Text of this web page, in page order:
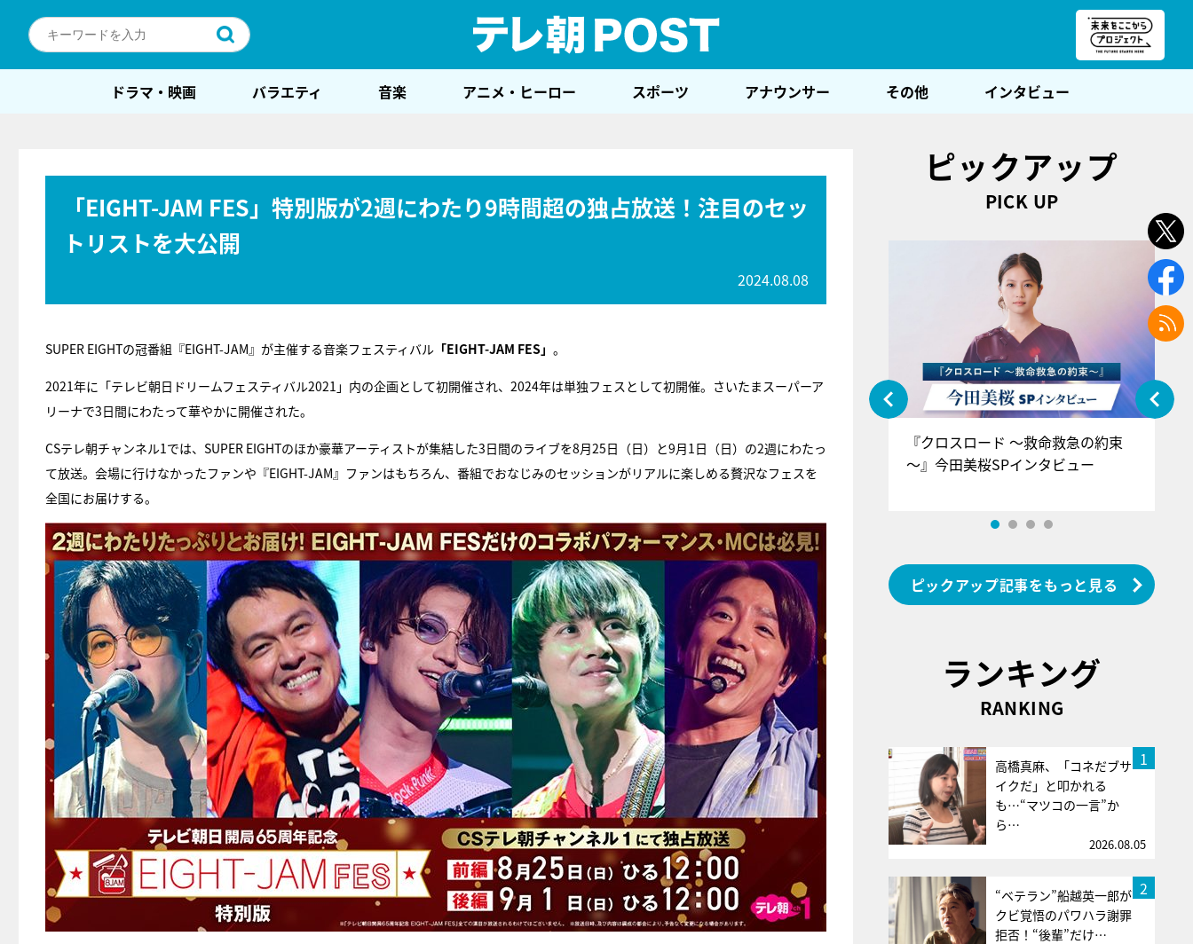
ドラマ・映画 バラエティ 音楽 アニメ・ヒーロー スポーツ アナウンサー その他 インタビュー
「EIGHT-JAM FES」特別版が2週にわたり9時間超の独占放送！注目のセッ
トリストを大公開
2024.08.08
SUPER EIGHTの冠番組『EIGHT-JAM』が主催する音楽フェスティバル 「EIGHT-JAM FES」 。
2021年に「テレビ朝日ドリームフェスティバル2021」内の企画として初開催され、2024年は単独フェスとして初開催。さいたまスーパーア
リーナで3日間にわたって華やかに開催された。
CSテレ朝チャンネル1では、SUPER EIGHTのほか豪華アーティストが集結した3日間のライブを8月25日（日）と9月1日（日）の2週にわたっ
て放送。会場に行けなかったファンや『EIGHT-JAM』ファンはもちろん、番組でおなじみのセッションがリアルに楽しめる贅沢なフェスを
全国にお届けする。
ピックアップ
PICK UP
『アイ＝ラブ！げーみんぐ』＝LOV
E齋藤樹愛羅＆佐々木舞香SPインタ
ビュー
『クロスロード ～救命救急の約束
～』今田美桜SPインタビュー
ピックアップ記事をもっと見る
ランキング
RANKING
1
高橋真麻、「コネだブサ
イクだ」と叩かれる
も…“マツコの一言”か
ら…
2026.08.05
2
“ベテラン”船越英一郎が
クビ覚悟のパワハラ謝罪
拒否！“後輩”だけ…